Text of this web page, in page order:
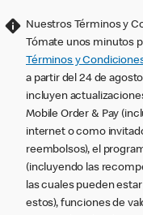
Nuestros Términos y
Tómate unos minutos
Términos y
a partir del 24 de
incluyen
Mobile Order & Pay
internet o como
reembolsos), el
(incluyendo las
las cuales pueden
estos), funciones de